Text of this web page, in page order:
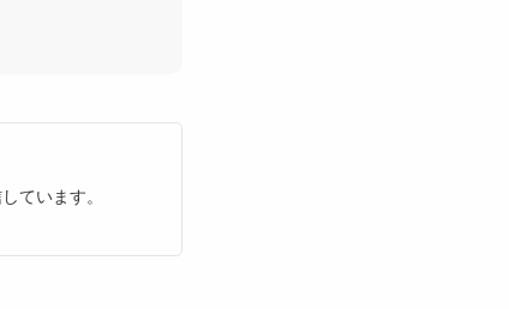
ています。